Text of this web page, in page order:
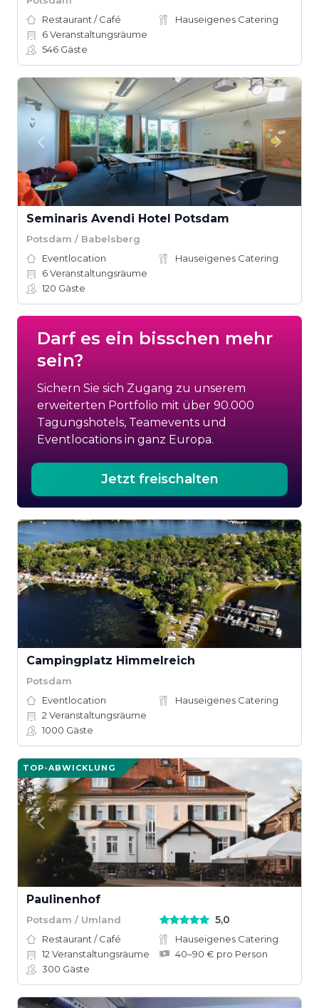
Restaurant / Café
Hauseigenes Catering
6Veranstaltungsräume
546 Gäste
Seminaris Avendi Hotel Potsdam
Potsdam / Babelsberg
Eventlocation
Hauseigenes Catering
6Veranstaltungsräume
120 Gäste
Darf es ein bisschen mehr
sein?
Sichern Sie sich Zugang zu unserem
erweiterten Portfolio mit über 90.000
Tagungshotels, Teamevents und
Eventlocations in ganz Europa.
Jetzt freischalten
Campingplatz Himmelreich
Potsdam
Eventlocation
Hauseigenes Catering
2 Veranstaltungsräume
1000 Gäste
TOP-ABWICKLUNG
Paulinenhof
Potsdam / Umland 5,0
Restaurant / Café
Hauseigenes Catering
12 Veranstaltungsräume
40–90 € pro Person
300 Gäste